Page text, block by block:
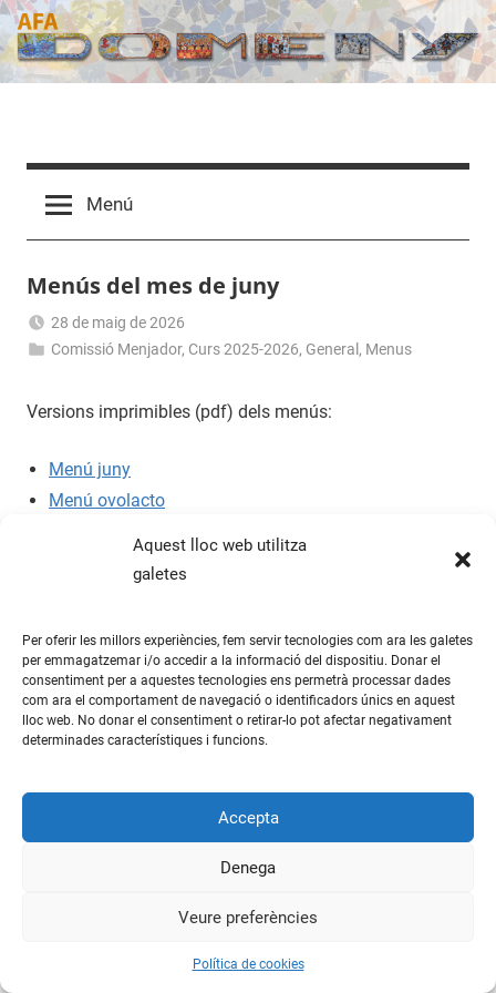
Aquest lloc web utilitza
galetes
Per oferir les millors experiències, fem servir tecnologies com ara les galetes
per emmagatzemar i/o accedir a la informació del dispositiu. Donar el
consentiment per a aquestes tecnologies ens permetrà processar dades
com ara el comportament de navegació o identificadors únics en aquest
lloc web. No donar el consentiment o retirar-lo pot afectar negativament
determinades característiques i funcions.
Accepta
Denega
Veure preferències
Política de cookies
Vés
al
contingut
AFA
Domeny
Menú
Menús del mes de juny
28 de maig de 2026
afaweb
Comissió Menjador, Curs 2025-2026, General , Menus
Versions imprimibles (pdf) dels menús:
Menú juny
Menú ovolacto
Menjador
WordPress Theme: Mercia byThemeZee.